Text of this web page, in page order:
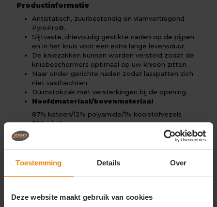
Toestemming Details Over
Deze website maakt gebruik van cookies
Productinformatie
Antistatisch, zuurbestendig en vlamvertragend
PyroPro®.
Slijtvaste, drievoudig gestikte naden op de pijpen
en in het kruis voor een extra lange levensduur.
De kniezakken kunnen worden versteld zodat de
kniebeschermers optimaal op uw knieën zitten.
Naar onder gerichte naden zodat lasspatten zich
niet vasthechten.
Duimstokzak met versterkingen bij de opening.
Hoofdmateriaal/bovenmateriaal
87% katoen/12% polyamide/1% koolstofvezels
320 g/m²
Antistatisch, zuurbestendig en vlamvertragend
PyroPro®. Beschermt tegen vlambogen en
incidenteel lassen. De oppervlaktebehandeling
maakt het product vuilafstotend. Drievoudig
gestikte naden aan de broekspijpen en in het kruis.
met klep en verborgen drukknopen. Dijbeenzak